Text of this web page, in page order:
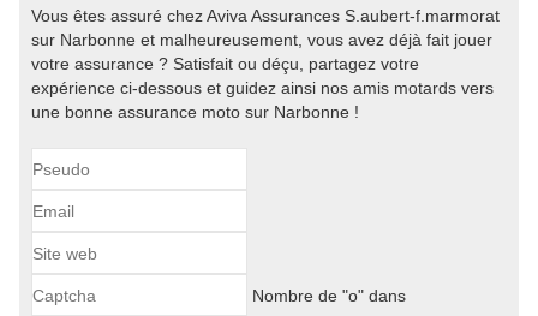
Vous êtes assuré chez Aviva Assurances S.aubert-f.marmorat
sur Narbonne et malheureusement, vous avez déjà fait jouer
votre assurance ? Satisfait ou déçu, partagez votre
expérience ci-dessous et guidez ainsi nos amis motards vers
une bonne assurance moto sur Narbonne !
Nombre de "o" dans